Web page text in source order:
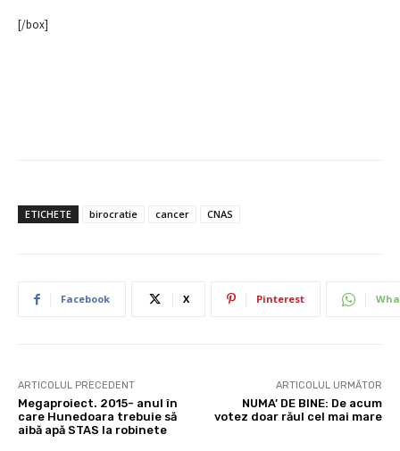
[/box]
ETICHETE birocratie cancer CNAS
Facebook X Pinterest
ARTICOLUL PRECEDENT
Megaproiect. 2015- anul în
care Hunedoara trebuie să
aibă apă STAS la robinete
ARTICOLUL URMĂTOR
NUMA’ DE BINE: De acum
votez doar răul cel mai mare